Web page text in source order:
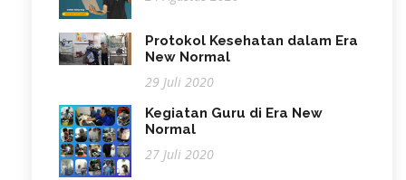
Protokol Kesehatan dalam Era
New Normal
29 Juli 2020
Kegiatan Guru di Era New
Normal
27 Juli 2020